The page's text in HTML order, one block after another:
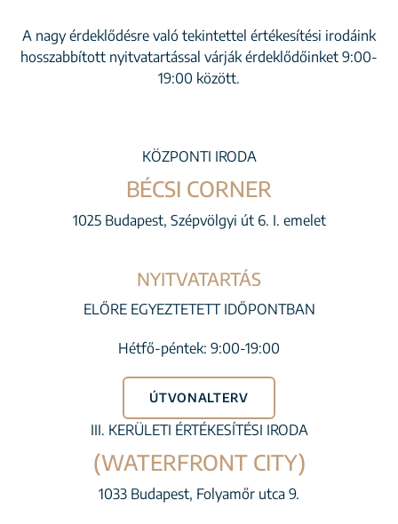
A nagy érdeklődésre való tekintettel értékesítési irodáink
hosszabbított nyitvatartással várják érdeklődőinket 9:00-
19:00 között.
KÖZPONTI IRODA
BÉCSI CORNER
1025 Budapest, Szépvölgyi út 6. I. emelet
NYITVATARTÁS
ELŐRE EGYEZTETETT IDŐPONTBAN
Hétfő-péntek: 9:00-19:00
ÚTVONALTERV
III. KERÜLETI ÉRTÉKESÍTÉSI IRODA
(WATERFRONT CITY)
1033 Budapest, Folyamőr utca 9.